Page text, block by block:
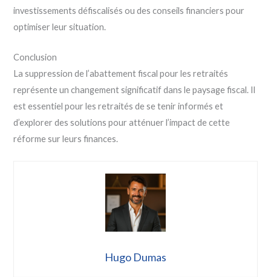
investissements défiscalisés ou des conseils financiers pour
optimiser leur situation.
Conclusion
La suppression de l’abattement fiscal pour les retraités
représente un changement significatif dans le paysage fiscal. Il
est essentiel pour les retraités de se tenir informés et
d’explorer des solutions pour atténuer l’impact de cette
réforme sur leurs finances.
Hugo Dumas